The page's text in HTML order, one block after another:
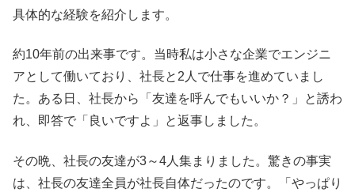
具体的な経験を紹介します。
約10年前の出来事です。当時私は小さな企業でエンジニ
アとして働いており、社長と2人で仕事を進めていまし
た。ある日、社長から「友達を呼んでもいいか？」と誘わ
れ、即答で「良いですよ」と返事しました。
その晩、社長の友達が3～4人集まりました。驚きの事実
は、社長の友達全員が社長自体だったのです。「やっぱり